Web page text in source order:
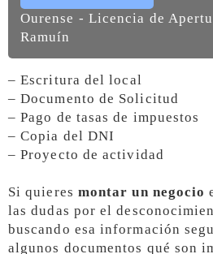
Ourense - Licencia de
Ramuín
– Escritura del local
– Documento de Solicitud
– Pago de tasas de impuestos
– Copia del DNI
– Proyecto de actividad
Si quieres montar un negocio
las dudas por el
buscando esa información
algunos documentos qué son